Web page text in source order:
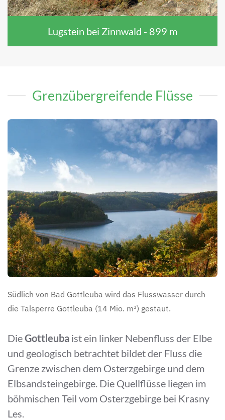
Lugstein bei Zinnwald - 899 m
Grenzübergreifende Flüsse
Südlich von Bad Gottleuba wird das Flusswasser durch
die Talsperre Gottleuba (14 Mio. m³) gestaut.
DieGottleuba ist ein linker Nebenfluss der Elbe
und geologisch betrachtet bildet der Fluss die
Grenze zwischen dem Osterzgebirge und dem
Elbsandsteingebirge. Die Quellflüsse liegen im
böhmischen Teil vom Osterzgebirge bei Krasny
Les.